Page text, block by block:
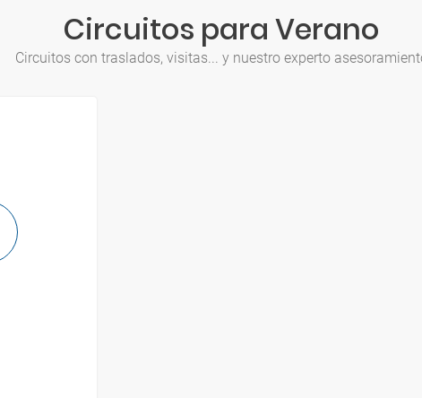
Circuitos para Verano
Circuitos con traslados, visitas... y nuestro experto